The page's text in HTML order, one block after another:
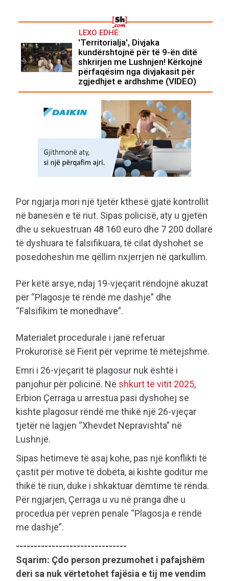
LEXO EDHE:
'Territorialja', Divjaka
kundërshtojnë për të 9-ën ditë
shkrirjen me Lushnjen! Kërkojnë
përfaqësim nga divjakasit për
zgjedhjet e ardhshme (VIDEO)
Por ngjarja mori një tjetër kthesë gjatë kontrollit
në banesën e të riut. Sipas policisë, aty u gjetën
dhe u sekuestruan 48 160 euro dhe 7 200 dollarë
të dyshuara të falsifikuara, të cilat dyshohet se
posedoheshin me qëllim nxjerrjen në qarkullim.
Për këtë arsye, ndaj 19-vjeçarit rëndojnë akuzat
për “Plagosje të rëndë me dashje” dhe
“Falsifikim të monedhave”.
Materialet procedurale i janë referuar
Prokurorisë së Fierit për veprime të mëtejshme.
Emri i 26-vjeçarit të plagosur nuk është i
panjohur për policinë. Në shkurt të vitit 2025,
Erbion Çerraga u arrestua pasi dyshohej se
kishte plagosur rëndë me thikë një 26-vjeçar
tjetër në lagjen “Xhevdet Nepravishta” në
Lushnjë.
Sipas hetimeve të asaj kohe, pas një konflikti të
çastit për motive të dobëta, ai kishte goditur me
thikë të riun, duke i shkaktuar dëmtime të rënda.
Për ngjarjen, Çerraga u vu në pranga dhe u
procedua për veprën penale “Plagosja e rëndë
me dashje”.
-------------------------------
Sqarim: Çdo person prezumohet i pafajshëm
deri sa nuk vërtetohet fajësia e tij me vendim